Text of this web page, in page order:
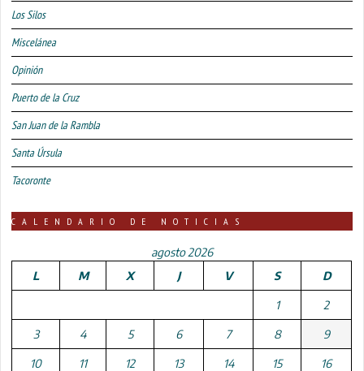
Los Silos
Miscelánea
Opinión
Puerto de la Cruz
San Juan de la Rambla
Santa Úrsula
Tacoronte
CALENDARIO DE NOTICIAS
agosto 2026
L
M X J V S D
1 2
3 4 5 6 7 8 9
10 11 12 13 14 15 16